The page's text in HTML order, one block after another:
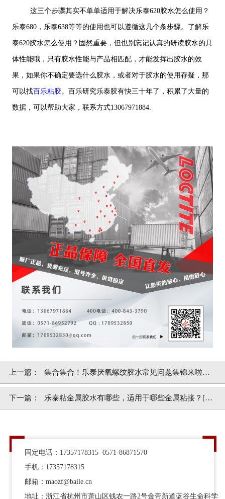
这三个步骤其实不单单适用于解决乐泰620胶水怎么使用？
乐泰680，乐泰638等等的使用也可以遵循这几个条步骤。了解乐
泰620胶水怎么使用？固然重要，但也别忘记认真的研读胶水的具
体性能哦，只有胶水性能与产品相匹配，才能发挥出胶水的效
果，如果你不确定要选什么胶水，或者对于胶水的使用存疑，那
可以找百乐粘胶。百乐研究乐泰胶有快三十年了，积累了大量的
数据，可以帮助大家，联系方式13067971884.
上一篇： 集合集合！乐泰厌氧螺纹胶水常见问题集锦来啦！
[百乐粘胶]
下一篇： 乐泰粘金属胶水有哪些，适用于哪些金属粘接？[百
固定电话：17357178315 0571-86871570
手机：17357178315
邮箱：maozf@baile.cn
地址：浙江省杭州市萧山区钱农一路2号金帝新道蓝谷生命科学